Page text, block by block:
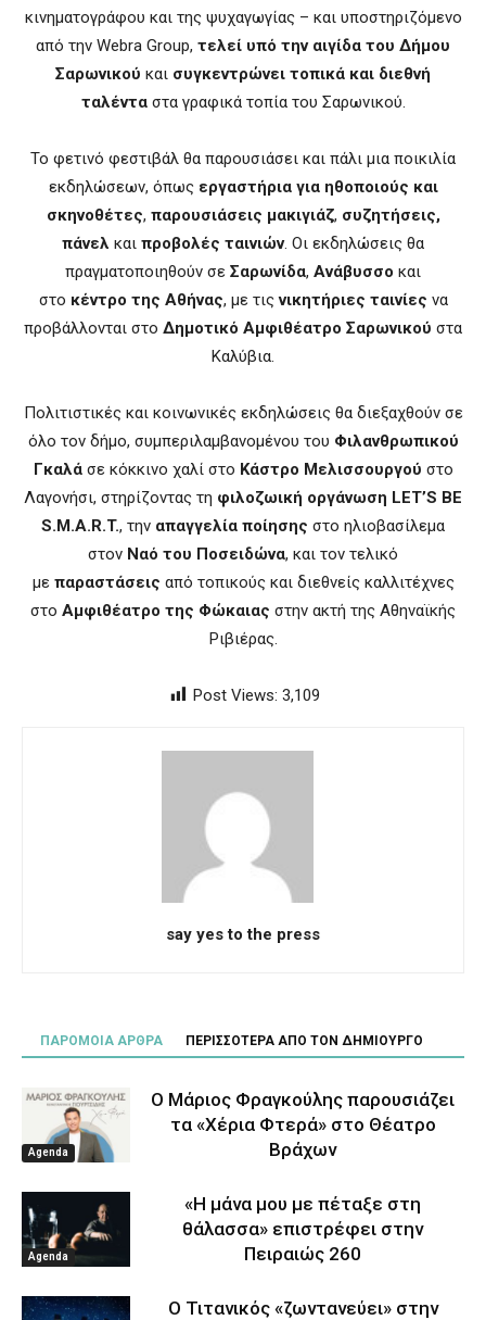
κινηματογράφου και της ψυχαγωγίας – και υποστηριζόμενο
από την Webra Group, τελεί υπό την αιγίδα του Δήμου
Σαρωνικού και συγκεντρώνει τοπικά και διεθνή
ταλένταστα γραφικά τοπία του Σαρωνικού.
Το φετινό φεστιβάλ θα παρουσιάσει και πάλι μια ποικιλία
εκδηλώσεων, όπως εργαστήρια για ηθοποιούς και
σκηνοθέτες, παρουσιάσεις μακιγιάζ, συζητήσεις,
πάνελ και προβολές ταινιών. Οι εκδηλώσεις θα
πραγματοποιηθούν σε Σαρωνίδα, Ανάβυσσο και
στο κέντρο της Αθήνας, με τιςνικητήριες ταινίες να
προβάλλονται στο Δημοτικό Αμφιθέατρο Σαρωνικού στα
Καλύβια.
Πολιτιστικές και κοινωνικές εκδηλώσεις θα διεξαχθούν σε
όλο τον δήμο, συμπεριλαμβανομένου του Φιλανθρωπικού
Γκαλάσε κόκκινο χαλί στο Κάστρο Μελισσουργού στο
Λαγονήσι, στηρίζοντας τη φιλοζωική οργάνωση LET’S BE
S.M.A.R.T., την απαγγελία ποίησης στο ηλιοβασίλεμα
στον Ναό του Ποσειδώνα, και τον τελικό
με παραστάσεις από τοπικούς και διεθνείς καλλιτέχνες
στο Αμφιθέατρο της Φώκαιας στην ακτή της Αθηναϊκής
Ριβιέρας.
Post Views: 3,109
say yes to the press
ΠΑΡΟΜΟΙΑ ΑΡΘΡΑ ΠΕΡΙΣΣΟΤΕΡΑ ΑΠΟ ΤΟΝ ΔΗΜΙΟΥΡΓΟ
Agenda
Ο Μάριος Φραγκούλης παρουσιάζει
τα «Χέρια Φτερά» στο Θέατρο
Βράχων
Agenda
«Η μάνα μου με πέταξε στη
θάλασσα» επιστρέφει στην
Πειραιώς 260
Ο Τιτανικός «ζωντανεύει» στην